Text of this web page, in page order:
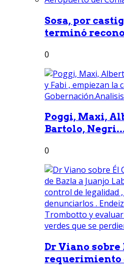
Sosa, por
terminó
0
Poggi, Maxi,
Bartolo,
0
Dr Viano sobre
requerimiento